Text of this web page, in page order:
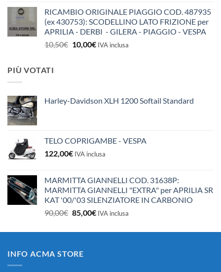
RICAMBIO ORIGINALE PIAGGIO COD. 487935
(ex 430753): SCODELLINO LATO FRIZIONE per
APRILIA - DERBI - GILERA - PIAGGIO - VESPA
10,50€ Il
10,00€IlIVA inclusa
PIÙ VOTATI
Harley-Davidson XLH 1200 Softail Standard
TELO COPRIGAMBE - VESPA
122,00€ IVA inclusa
MARMITTA GIANNELLI COD. 31638P:
MARMITTA GIANNELLI "EXTRA" per APRILIA SR
KAT '00/'03 SILENZIATORE IN CARBONIO
90,00€ Il
originale
90,00€.
85,00€Il
attuale
IVA inclusa
INFO ACMA STORE